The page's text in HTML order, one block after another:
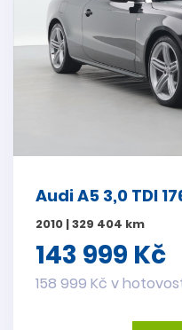
Audi A5 3,0 TDI
2010 | 329 404 km
143 999 Kč
158 999 Kč v